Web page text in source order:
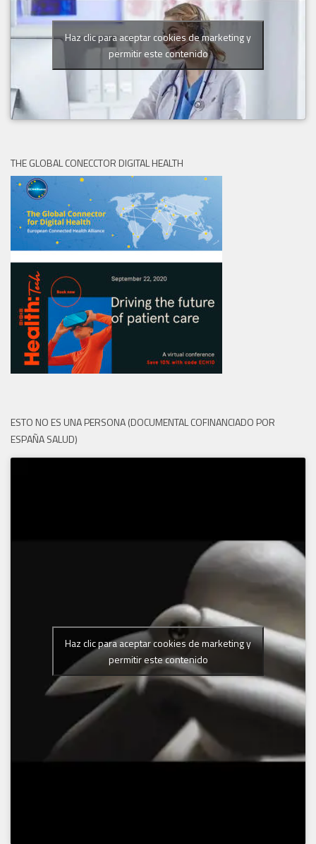
Haz clic para aceptar cookies de marketing y
permitir este contenido
THE GLOBAL CONECCTOR DIGITAL HEALTH
ESTO NO ES UNA PERSONA (DOCUMENTAL COFINANCIADO POR
ESPAÑA SALUD)
Haz clic para aceptar cookies de marketing y
permitir este contenido